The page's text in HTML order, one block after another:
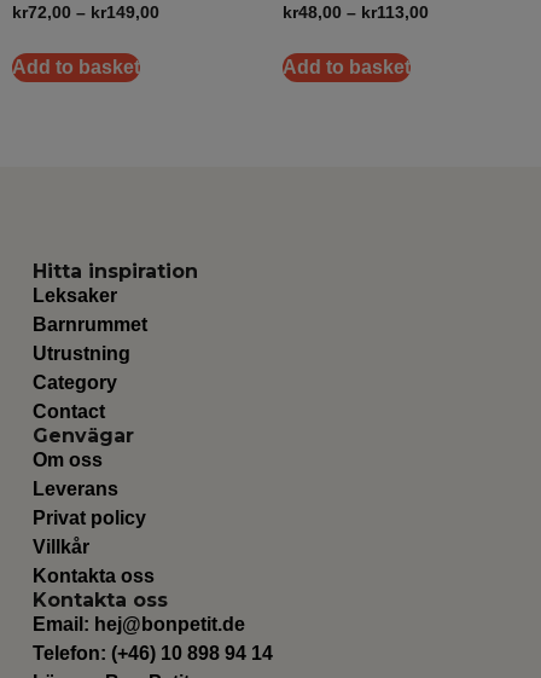
kr72,00 – kr149,00
Add to basket
kr48,00 – kr113,00
Add to basket
Hitta inspiration
Leksaker
Barnrummet
Utrustning
Category
Contact
Genvägar
Om oss
Leverans
Privat policy
Villkår
Kontakta oss
Kontakta oss
Email: hej@bonpetit.de
Telefon: (+46) 10 898 94 14